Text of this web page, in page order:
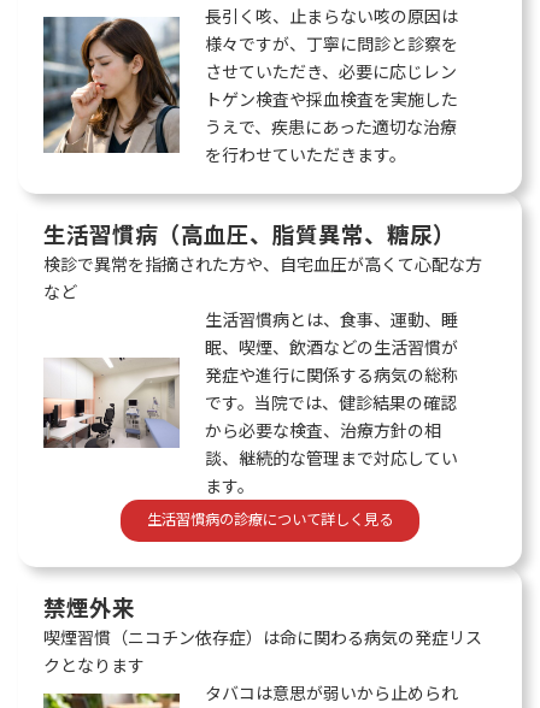
長引く咳、止まらない咳の原因は
様々ですが、丁寧に問診と診察を
させていただき、必要に応じレン
トゲン検査や採血検査を実施した
うえで、疾患にあった適切な治療
を行わせていただきます。
生活習慣病（高血圧、脂質異常、糖尿）
検診で異常を指摘された方や、自宅血圧が高くて心配な方
など
生活習慣病とは、食事、運動、睡
眠、喫煙、飲酒などの生活習慣が
発症や進行に関係する病気の総称
です。当院では、健診結果の確認
から必要な検査、治療方針の相
談、継続的な管理まで対応してい
ます。
生活習慣病の診療について詳しく見る
禁煙外来
喫煙習慣（ニコチン依存症）は命に関わる病気の発症リス
クとなります
タバコは意思が弱いから止められ